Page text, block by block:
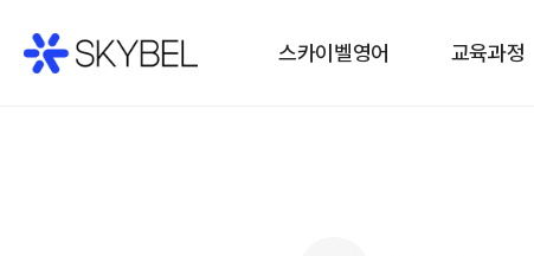
스카이벨영어 교육과정